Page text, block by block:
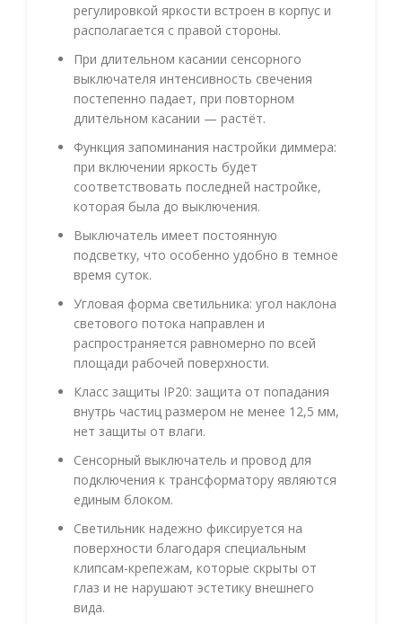
регулировкой яркости встроен в корпус и
располагается с правой стороны.
При длительном касании сенсорного
выключателя интенсивность свечения
постепенно падает, при повторном
длительном касании — растёт.
Функция запоминания настройки диммера:
при включении яркость будет
соответствовать последней настройке,
которая была до выключения.
Выключатель имеет постоянную
подсветку, что особенно удобно в темное
время суток.
Угловая форма светильника: угол наклона
светового потока направлен и
распространяется равномерно по всей
площади рабочей поверхности.
Класс защиты IP20: защита от попадания
внутрь частиц размером не менее 12,5 мм,
нет защиты от влаги.
Сенсорный выключатель и провод для
подключения к трансформатору являются
единым блоком.
Светильник надежно фиксируется на
поверхности благодаря специальным
клипсам-крепежам, которые скрыты от
глаз и не нарушают эстетику внешнего
вида.